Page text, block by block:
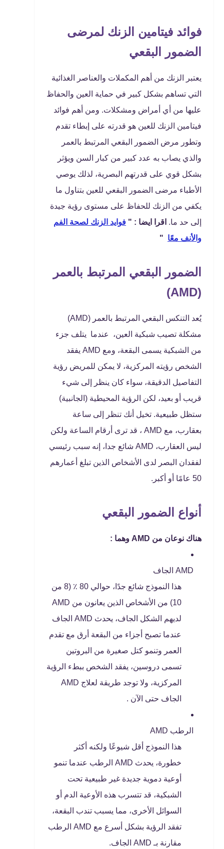
فوائد فيتامين الزنك لمرضى
الضمور البقعي
يعتبر الزنك من أهم المكملات والعناصر الغذائية
التي تساهم بشكل كبير في حماية العين والحفاظ
عليها من أي أمراض ومشكلات. ومن أهم فوائد
فيتامين الزنك للعين هو قدرته على إبطاء تقدم
وتطور مرض الضمور البقعي المرتبط بالعمر
والذي يصاب به عدد كبير من كبار السن ويؤثر
بشكل قوي على قدرتهم البصرية، لذلك يوصي
الأطباء مرضى الضمور البقعي للعين بتناول ما
يكفي من الزنك للحفاظ على مستوى رؤية جيدة
إلى حد ما. اقرا ايضا : " فوايد الزنك لصحة الفم
والأنف معًا "
الضمور البقعي المرتبط بالعمر
(AMD)
يُعد التنكس البقعي المرتبط بالعمر (AMD)
مشكلة تصيب شبكية العين، عندما يتلف جزء
من الشبكية يسمى البقعة، ومع AMD يفقد
الشخص رؤيته المركزية، لا يمكن للمريض رؤية
التفاصيل الدقيقة، سواء كان ينظر إلى شيء
قريب أو بعيد، لكن الرؤية المحيطية (الجانبية)
ستظل طبيعية. تخيل أنك تنظر إلى ساعة
بعقارب، مع AMD ، قد ترى أرقام الساعة ولكن
ليس العقارب، AMD شائع جدا، إنه سبب رئيسي
لفقدان البصر لدى الأشخاص الذين تبلغ أعمارهم
50 عامًا أو أكبر.
أنواع الضمور البقعي
هناك نوعان من AMD وهما :
AMD الجاف
هذا النموذج شائع جدًا، حوالي 80 ٪ (8 من
10) من الأشخاص الذين يعانون من AMD
لديهم الشكل الجاف، يحدث AMD الجاف
عندما تصبح أجزاء من البقعة أرق مع تقدم
العمر وتنمو كتل صغيرة من البروتين
تسمى دروسين، يفقد الشخص ببطء الرؤية
المركزية، ولا توجد طريقة لعلاج AMD
الجاف حتى الآن .
الرطب AMD
هذا النموذج أقل شيوعًا ولكنه أكثر
خطورة، يحدث AMD الرطب عندما تنمو
أوعية دموية جديدة غير طبيعية تحت
الشبكية، قد تتسرب هذه الأوعية الدم أو
السوائل الأخرى، مما يسبب تندب البقعة،
تفقد الرؤية بشكل أسرع مع AMD الرطب
مقارنة بـ AMD الجاف.